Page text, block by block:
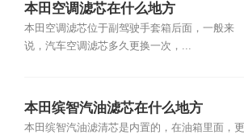
本田空调滤芯在什么地方
本田空调滤芯位于副驾驶手套箱后面，一般来
说，汽车空调滤芯多久更换一次，...
本田缤智汽油滤芯在什么地方
本田缤智汽油滤清芯是内置的，在油箱里面，更